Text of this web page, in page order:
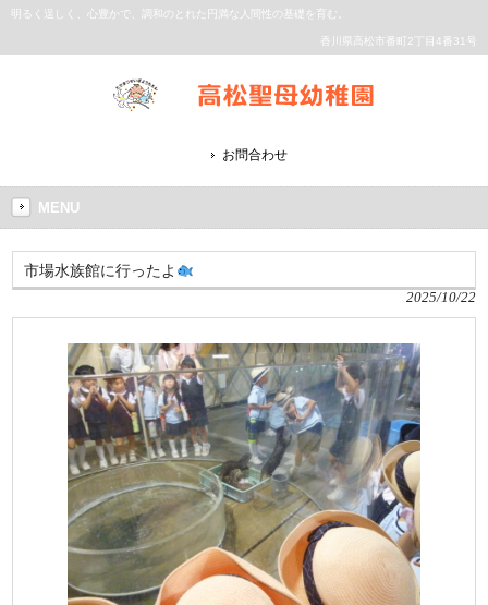
明るく逞しく、心豊かで、調和のとれた円満な人間性の基礎を育む。
香川県高松市番町2丁目4番31号
お問合わせ
MENU
市場水族館に行ったよ
2025/10/22